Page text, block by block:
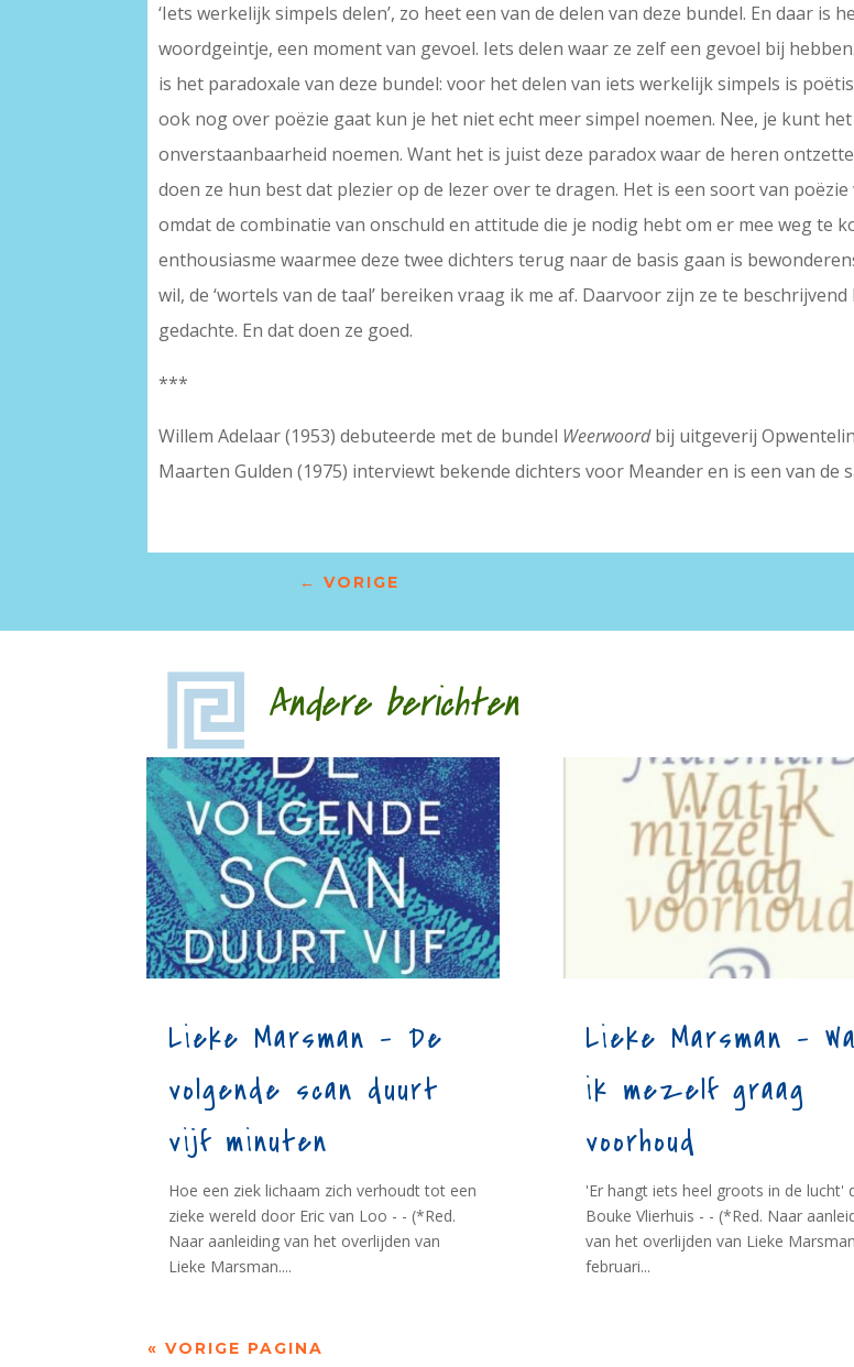
‘Iets werkelijk simpels delen’, zo heet een van de delen van deze bundel. En daar is
woordgeintje, een moment van gevoel. Iets delen waar ze zelf een gevoel bij
is het paradoxale van deze bundel: voor het delen van iets werkelijk simpels is
ook nog over poëzie gaat kun je het niet echt meer simpel noemen. Nee, je kunt
onverstaanbaarheid noemen. Want het is juist deze paradox waar de heren
doen ze hun best dat plezier op de lezer over te dragen. Het is een soort van
omdat de combinatie van onschuld en attitude die je nodig hebt om er mee weg te
enthousiasme waarmee deze twee dichters terug naar de basis gaan is
wil, de ‘wortels van de taal’ bereiken vraag ik me af. Daarvoor zijn ze te
gedachte. En dat doen ze goed.
***
Willem Adelaar (1953) debuteerde met de bundel Weerwoordbij uitgeverij
Maarten Gulden (1975) interviewt bekende dichters voor Meander en is een van
← VORIGE
Andere berichten
Lieke Marsman – De
volgende scan duurt
vijf minuten
Hoe een ziek lichaam zich verhoudt tot een
zieke wereld door Eric van Loo - - (*Red.
Naar aanleiding van het overlijden van
Lieke Marsman....
Lieke Marsman –
ik mezelf graag
voorhoud
'Er hangt iets heel groots in de lucht'
Bouke Vlierhuis - - (*Red. Naar
van het overlijden van Lieke
februari...
« VORIGE PAGINA